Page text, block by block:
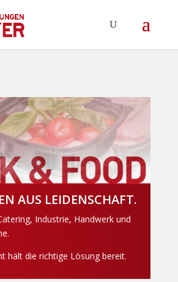
AUS LEIDENSCHAFT.
Industrie, Handwerk und
hält die richtige Lösung bereit.